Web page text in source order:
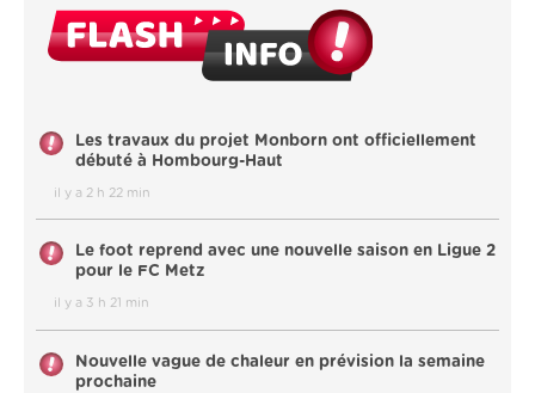
Les travaux du projet Monborn ont officiellement
débuté à Hombourg-Haut
il y a 2 h 22 min
Le foot reprend avec une nouvelle saison en Ligue 2
pour le FC Metz
il y a 3 h 21 min
Nouvelle vague de chaleur en prévision la semaine
prochaine